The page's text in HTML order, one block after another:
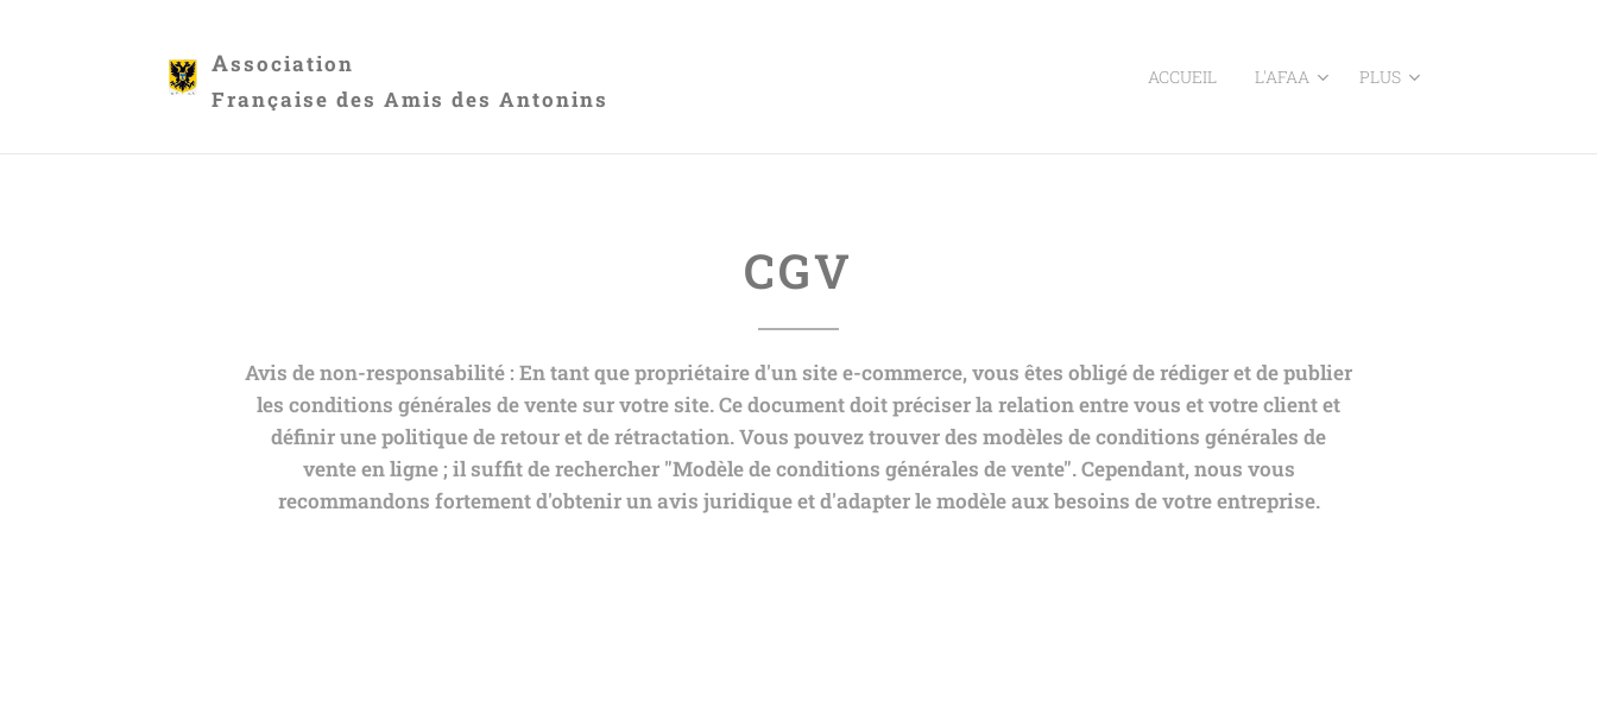
Association
Française des Amis des Antonins
ACCUEIL L'AFAA PLUS
CGV
Avis de non-responsabilité : En tant que propriétaire d'un site e-commerce, vous êtes obligé de rédiger et de publier
les conditions générales de vente sur votre site. Ce document doit préciser la relation entre vous et votre client et
définir une politique de retour et de rétractation. Vous pouvez trouver des modèles de conditions générales de
vente en ligne ; il suffit de rechercher "Modèle de conditions générales de vente". Cependant, nous vous
recommandons fortement d'obtenir un avis juridique et d'adapter le modèle aux besoins de votre entreprise.